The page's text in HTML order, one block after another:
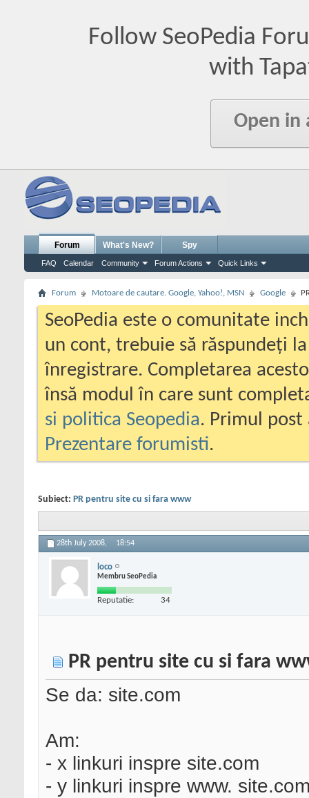
Follow SeoPedia
with
Open in
Forum
FAQ Calendar Community Forum Actions Quick Links
What's New? Spy
Forum Motoare de cautare. Google, Yahoo!, MSN Google
SeoPedia este o comunitate
un cont, trebuie să răspundeți
înregistrare. Completarea
însă modul în care sunt
si politica Seopedia. Primul
Prezentare forumisti.
Subiect: PR pentru site cu si fara www
28th July 2008, 18:54
loco
Membru SeoPedia
Reputatie: 34
PR pentru site cu si fara
Se da: site.com
Am:
- x linkuri inspre site.com
- y linkuri inspre www.